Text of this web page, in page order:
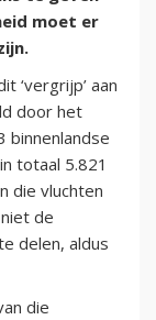
moet er
‘vergrijp’ aan
door het
binnenlandse
totaal 5.821
die vluchten
de
delen, aldus
die